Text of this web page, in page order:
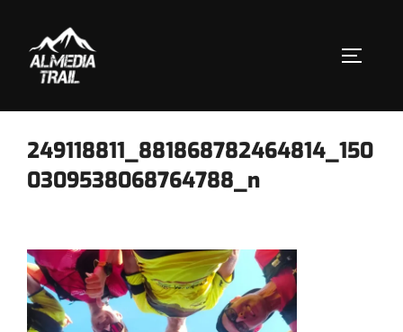
contenido
249118811_881868782464814_150
0309538068764788_n